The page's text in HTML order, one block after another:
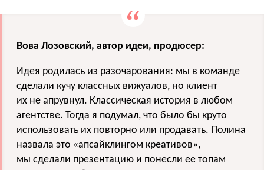
Вова Лозовский, автор идеи, продюсер:
Идея родилась из разочарования: мы в команде
сделали кучу классных вижуалов, но клиент
их не апрувнул. Классическая история в любом
агентстве. Тогда я подумал, что было бы круто
использовать их повторно или продавать. Полина
назвала это «апсайклингом креативов»,
мы сделали презентацию и понесли ее топам